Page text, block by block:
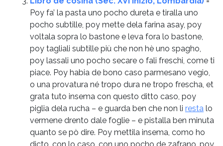
Poy fa’ la pasta uno pocho dureta e tiralla uno
pocho subtille, poy mette dela farina asay, poy
voltala sopra lo bastone e leva fora lo bastone,
poy tagliali subtille più che non hè uno spagho,
poy lassali uno pocho secare o fali freschi, come ti
piace. Poy habia de bono caso parmesano vegio,
o una provatura né tropo dura ne tropo frescha, et
grata tuto insema con questo ditto caso, poy
piglia dela rucha – e guarda ben che non li resta lo
vermene drento dale foglie – e pistalla ben minuta
quanto se pò dire. Poy mettila insema, como ho